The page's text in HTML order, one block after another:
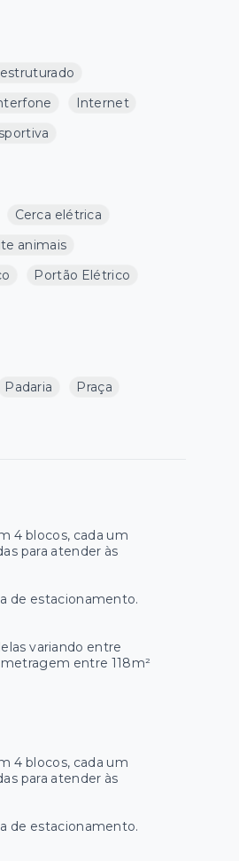
Internet
Cerca elétrica
animais
Portão Elétrico
Padaria
Praça
4 blocos, cada um
para atender às
de estacionamento.
variando entre
entre 118m²
4 blocos, cada um
para atender às
de estacionamento.